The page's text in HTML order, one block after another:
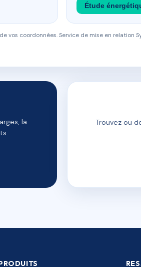
Étude
vos coordonnées. Service de mise en relation
la
Trouvez ou